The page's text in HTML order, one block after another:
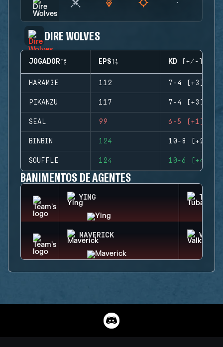
DIRE WOLVES
JOGADOR EPS KD (+/-)
HARAM3E 112 7-4 (+3)
PIKANZU 117 7-4 (+3)
SEAL 99 6-5 (+1)
BINBIN 124 10-8 (+2)
SOUFFLE 124 10-6 (+4)
BANIMENTOS DE AGENTES
YING
MAVERICK